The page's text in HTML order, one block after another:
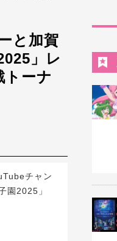
と加賀
」レ
ーナ
チャン
園2025」